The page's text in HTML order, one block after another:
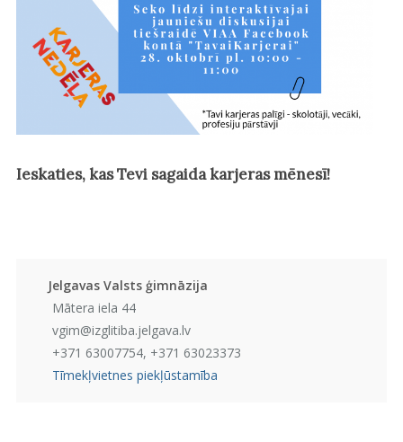
Ieskaties, kas Tevi sagaida karjeras mēnesī!
Jelgavas Valsts ģimnāzija
Mātera iela 44
vgim@izglitiba.jelgava.lv
+371 63007754, +371 63023373
Tīmekļvietnes piekļūstamība